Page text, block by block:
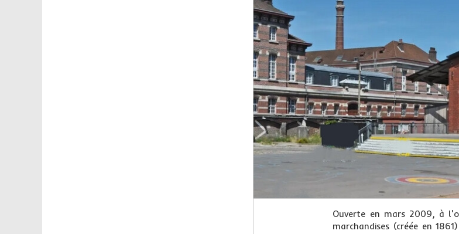
Ouverte en mars 2009, à
marchandises (créée en